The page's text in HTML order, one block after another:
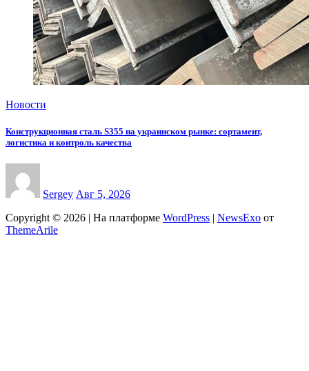
Новости
Конструкционная сталь S355 на украинском рынке: сортамент,
логистика и контроль качества
Sergey Авг 5, 2026
Copyright © 2026 | На платформе WordPress NewsExo от
ThemeArile